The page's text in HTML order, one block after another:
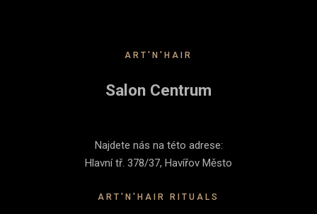
ART'N'HAIR
Salon Centrum
Najdete nás na této adrese:
Hlavní tř. 378/37, Havířov Město
ART'N'HAIR RITUALS